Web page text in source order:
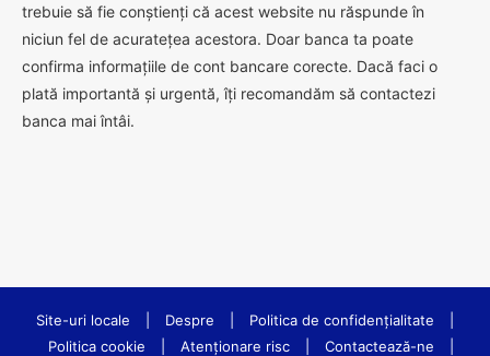
trebuie să fie conștienți că acest website nu răspunde în
niciun fel de acuratețea acestora. Doar banca ta poate
confirma informațiile de cont bancare corecte. Dacă faci o
plată importantă și urgentă, îți recomandăm să contactezi
banca mai întâi.
Site-uri locale Despre Politica de confidenţialitate
Politica cookie
Atenționare risc Contactează-ne